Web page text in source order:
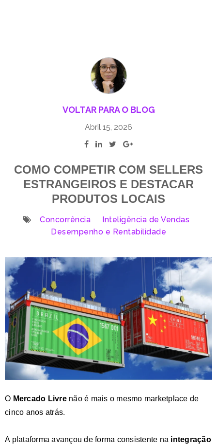
VOLTAR PARA O BLOG
Abril 15, 2026
COMO COMPETIR COM SELLERS
ESTRANGEIROS E DESTACAR
PRODUTOS LOCAIS
Concorrência
Inteligência de Vendas
Desempenho e Rentabilidade
O Mercado Livrenão é mais o mesmo marketplace de
cinco anos atrás.
A plataforma avançou de forma consistente na integração